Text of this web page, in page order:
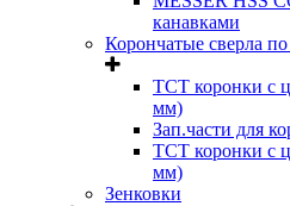
канавками
Корончатые сверла
ТСТ коронки с
мм)
Зап.части для
ТСТ коронки с
мм)
Зенковки